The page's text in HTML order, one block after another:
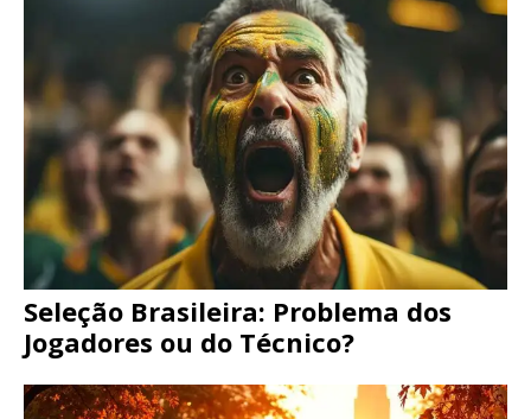
Seleção Brasileira: Problema dos
Jogadores ou do Técnico?